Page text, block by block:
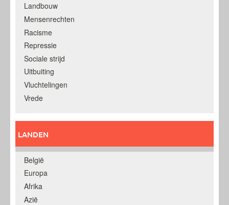
Landbouw
Mensenrechten
Racisme
Repressie
Sociale strijd
Uitbuiting
Vluchtelingen
Vrede
LANDEN
België
Europa
Afrika
Azië